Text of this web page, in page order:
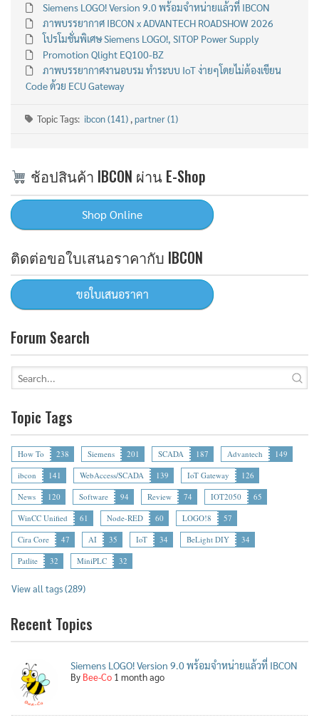
Siemens LOGO! Version 9.0 พร้อมจำหน่ายแล้วที่ IBCON
ภาพบรรยากาศ IBCON x ADVANTECH ROADSHOW 2026
โปรโมชั่นพิเศษ Siemens LOGO!, SITOP Power Supply
Promotion Qlight EQ100-BZ
ภาพบรรยากาศงานอบรม ทำระบบ IoT ง่ายๆโดยไม่ต้องเขียน
Code ด้วย ECU Gateway
Topic Tags: ibcon (141) ,partner (1)
ช้อปสินค้า IBCON ผ่าน E-Shop
ติดต่อขอใบเสนอราคากับ IBCON
Forum Search
Topic Tags
How To 238 Siemens 201 SCADA 187 Advantech
149
ibcon
141 WebAccess/SCADA 139 IoT Gateway
126
News
120 Software 94 Review 74 IOT2050
65
WinCC Unified
61 Node-RED 60 LOGO!8
57
Cira Core
47 AI 35 IoT 34 BeLight DIY
34
Patlite
32 MiniPLC 32
View all tags (289)
Recent Topics
Siemens LOGO! Version 9.0 พร้อมจำหน่ายแล้วที่ IBCON
By Bee-Co 1 month ago